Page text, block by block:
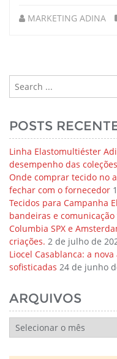
MARKETING ADINA
POSTS
Linha Elastomultiéster
desempenho das coleções
Onde comprar tecido no
fechar com o fornecedor
Tecidos para Campanha
bandeiras e comunicação
Columbia SPX e
criações. 2 de julho de
Liocel Casablanca: a
sofisticadas 24 de junho
ARQUIVOS
Arquivos